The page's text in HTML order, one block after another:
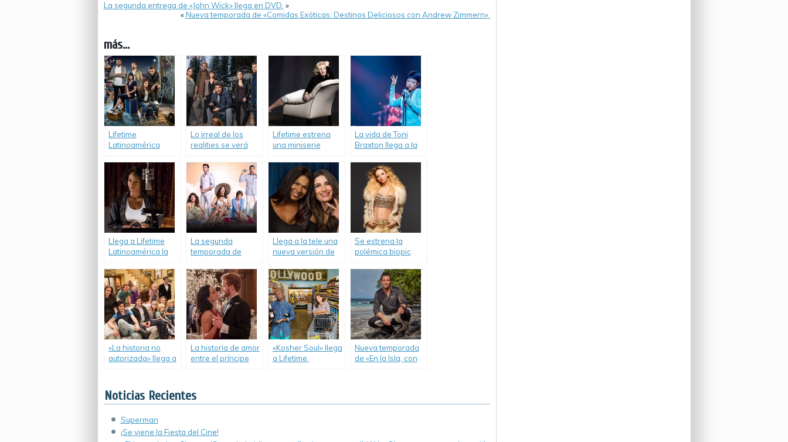
La segunda entrega de «John Wick» llega en DVD. »
«Nueva temporada de «Comidas Exóticas: Destinos Deliciosos con Andrew Zimmern».
más...
Lifetime
Latinoamérica
temporada de
«UnREAL».
Lo irreal de los
realities se verá
Latinoamérica.
Lifetime estrena
una miniserie
Monroe.
La vida de Toni
Braxton llega a la
Llega a Lifetime
Latinoamérica la
Houston.
La segunda
temporada de
llega a
Latinoamérica.
Llega a la tele una
nueva versión de
Amigas».
Se estrena la
polémica biopic
Spears.
«La historia no
autorizada» llega a
La historia de amor
entre el príncipe
«Kosher Soul» llega
a Lifetime.
Nueva temporada
de «En la Isla, con
Noticias Recientes
Superman
¡Se viene la Fiesta del Cine!